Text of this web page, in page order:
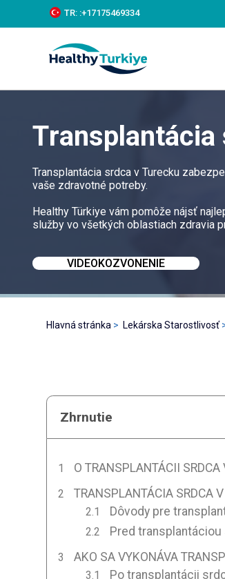
k
c
TR: :+‪17175469334‬
Transplantácia
Transplantácia srdca v Turecku
vaše zdravotné potreby.
Healthy Türkiye vám pomôže nájsť
služby vo všetkých oblastiach zdravia
VIDEOKOZVONENIE
Hlavná stránka Lekárska Starostlivosť
Zhrnutie
O TRANSPLANTÁCII SRDCA
TRANSPLANTÁCIA SRDCA V
Dôvody pre
Pred
AKO SA VYKONÁVA
Po transplantácii